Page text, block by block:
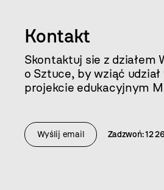
Kontakt
Skontaktuj sie z działem
o Sztuce, by wziąć
projekcie edukacyjnym
Wyślij email Zadzwoń: 12